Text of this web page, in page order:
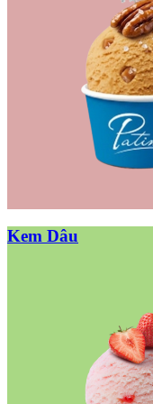
Kem Dâu